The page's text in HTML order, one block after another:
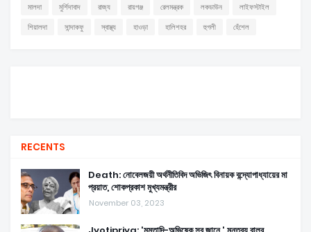
মালদা
মুর্শিদাবাদ রাজ্য রায়গঞ্জ রেলমন্ত্রক লকডাউন
লাইফস্টাইল
শিয়ালদা
সান্দাকফু স্বাস্থ্য হাওড়া হালিশহর হুগলী হেঁশেল
RECENTS
Death: নোবেলজয়ী অর্থনীতিবিদ অভিজিৎ বিনায়ক বন্দ্যোপাধ্যায়ের মা
প্রয়াত, শোকপ্রকাশ মুখ্যমন্ত্রীর
November 03, 2023